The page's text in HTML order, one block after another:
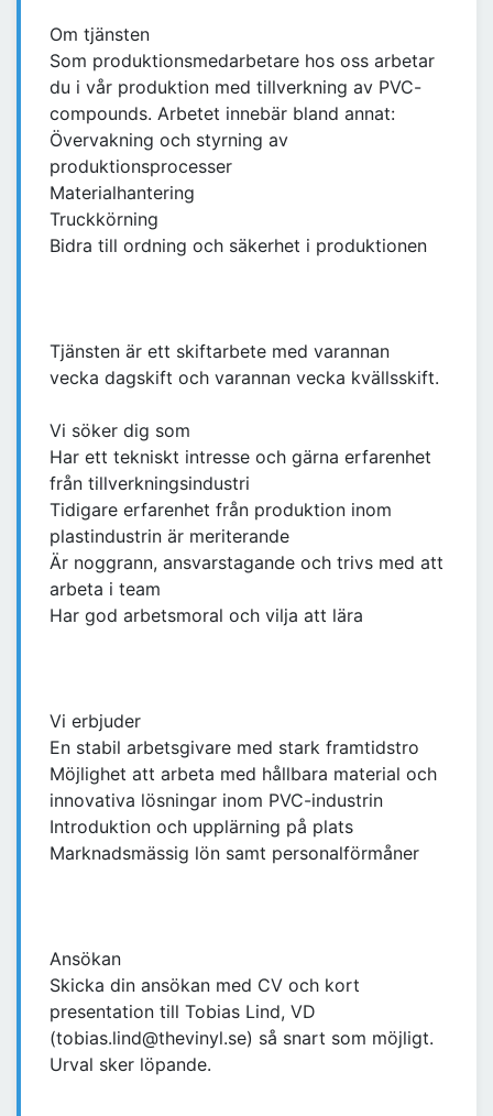
Om tjänsten
Som produktionsmedarbetare hos oss arbetar
du i vår produktion med tillverkning av PVC-
compounds. Arbetet innebär bland annat:
Övervakning och styrning av
produktionsprocesser
Materialhantering
Truckkörning
Bidra till ordning och säkerhet i produktionen
Tjänsten är ett skiftarbete med varannan
vecka dagskift och varannan vecka kvällsskift.
Vi söker dig som
Har ett tekniskt intresse och gärna erfarenhet
från tillverkningsindustri
Tidigare erfarenhet från produktion inom
plastindustrin är meriterande
Är noggrann, ansvarstagande och trivs med att
arbeta i team
Har god arbetsmoral och vilja att lära
Vi erbjuder
En stabil arbetsgivare med stark framtidstro
Möjlighet att arbeta med hållbara material och
innovativa lösningar inom PVC-industrin
Introduktion och upplärning på plats
Marknadsmässig lön samt personalförmåner
Ansökan
Skicka din ansökan med CV och kort
presentation till Tobias Lind, VD
(tobias.lind@thevinyl.se) så snart som möjligt.
Urval sker löpande.